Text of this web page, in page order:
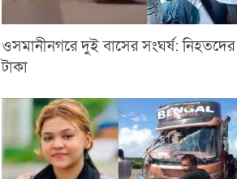
ওসমানীনগরে দুই বাসের সংঘর্ষ:
টাকা